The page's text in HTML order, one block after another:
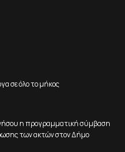
σε όλο το μήκος
η προγραμματική σύμβαση
των ακτών στον Δήμο